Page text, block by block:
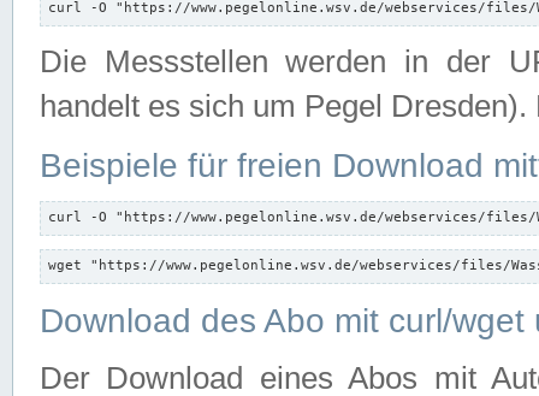
curl -O "https://www.pegelonline.wsv.de/webservices/files/
Die Messstellen werden in der
handelt es sich um Pegel
Beispiele für freien Download
curl -O "https://www.pegelonline.wsv.de/webservices/files/
wget "https://www.pegelonline.wsv.de/webservices/files/
Download des Abo mit curl/
Der Download eines Abos mit